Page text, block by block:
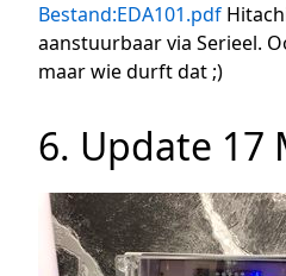
Bestand:EDA101.pdf
aanstuurbaar via Serieel.
maar wie durft dat ;)
6. Update 17